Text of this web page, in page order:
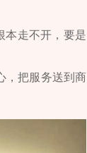
本走不开，要是
，把服务送到商